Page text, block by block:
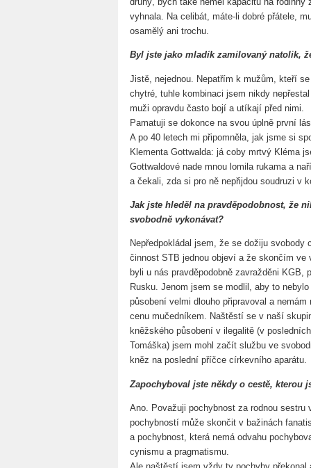
vyhnala. Na celibát, máte-li dobré přátele,
osamělý ani trochu.
Byl jste jako mladík zamilovaný natolik,
Jistě, nejednou. Nepatřím k mužům, kteří
chytré, tuhle kombinaci jsem nikdy
muži opravdu často bojí a utíkají před nimi.
Pamatuji se dokonce na svou úplně první
A po 40 letech mi připomněla, jak jsme si
Klementa Gottwalda: já coby mrtvý Kléma
Gottwaldové nade mnou lomila rukama a
a čekali, zda si pro ně nepřijdou soudruzi v
Jak jste hleděl na pravděpodobnost, že
svobodně vykonávat?
Nepředpokládal jsem, že se dožiju
činnost STB jednou objeví a že skončím
byli u nás pravděpodobně zavražděni
Rusku. Jenom jsem se modlil, aby to
působení velmi dlouho připravoval a
cenu mučedníkem. Naštěstí se v naší
kněžského působení v ilegalitě (v
Tomáška) jsem mohl začít službu ve
kněz na poslední příčce církevního aparátu.
Zapochyboval jste někdy o cestě, kterou
Ano. Považuji pochybnost za rodnou
pochybností může skončit v bažinách
a pochybnost, která nemá odvahu
cynismu a pragmatismu.